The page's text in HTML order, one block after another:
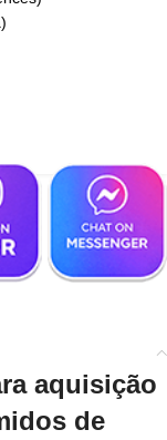
aquisição
de